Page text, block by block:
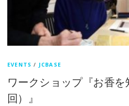
EVENTS / JCBASE
ワークショップ『お香
回）』